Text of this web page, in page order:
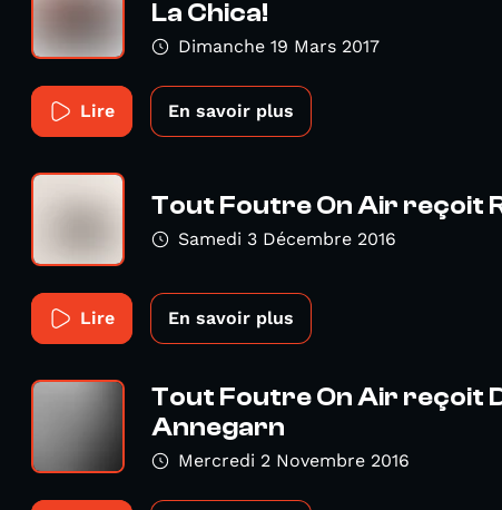
La Chica!
Dimanche 19 Mars 2017
Lire En savoir plus
Tout Foutre On Air reçoit
Samedi 3 Décembre 2016
Lire En savoir plus
Tout Foutre On Air reçoit
Annegarn
Mercredi 2 Novembre 2016